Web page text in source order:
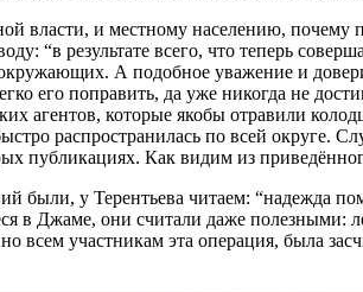
власти, и местному населению, почему
“в результате всего, что теперь
окружающих. А подобное уважение и
его поправить, да уже никогда не
агентов, которые якобы отравили
распространилась по всей
публикациях. Как видим из
были, у Терентьева читаем: “надежда
в Джаме, они считали даже полезными:
всем участникам эта операция, была